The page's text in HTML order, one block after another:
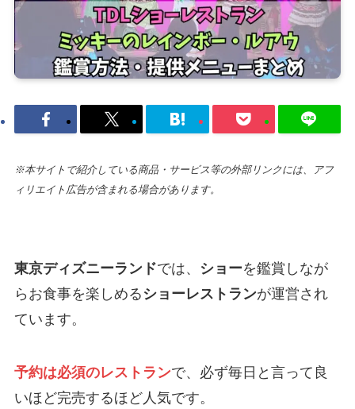
※本サイトで紹介している商品・サービス等の外部リンクには、アフ
ィリエイト広告が含まれる場合があります。
東京ディズニーランドでは、 ショーを鑑賞しなが
らお食事を楽しめる ショーレストランが運営され
ています。
予約は必須のレストランで、必ず毎日と言って良
いほど完売するほど人気です。